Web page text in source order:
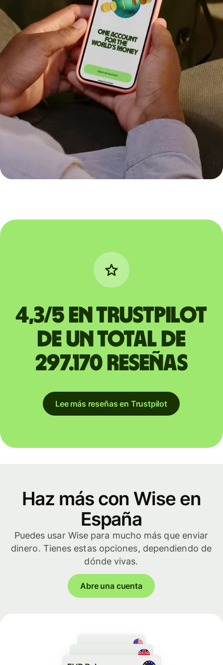
4,3/5 en Trustpilot
de un total de
297.170 reseñas
Lee más reseñas en Trustpilot
Haz más con Wise en
España
Puedes usar Wise para mucho más que enviar
dinero. Tienes estas opciones, dependiendo de
dónde vivas.
Abre una cuenta